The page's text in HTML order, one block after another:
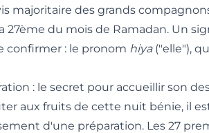
majoritaire des grands
27ème du mois de Ramadan. Un
confirmer : le pronom hiya("elle"),
: le secret pour accueillir son
aux fruits de cette nuit bénie, il
d'une préparation. Les 27